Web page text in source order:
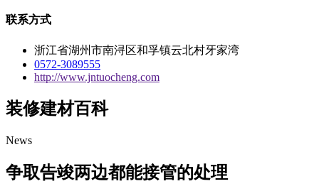
联系方式
浙江省湖州市南浔区和孚镇云北村牙家湾
0572-3089555
http://www.jntuocheng.com
装修建材百科
News
争取告竣两边都能接管的处理